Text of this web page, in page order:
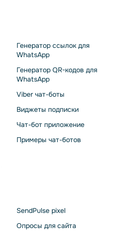
Генератор ссылок для
WhatsApp
Генератор QR-кодов для
WhatsApp
Viber чат-боты
Виджеты подписки
Чат-бот приложение
Примеры чат-ботов
SendPulse pixel
Опросы для сайта